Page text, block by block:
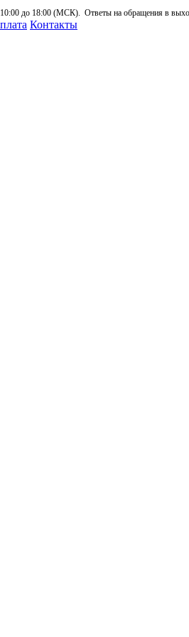
до 18:00 (МСК). Ответы на обращения в
Контакты